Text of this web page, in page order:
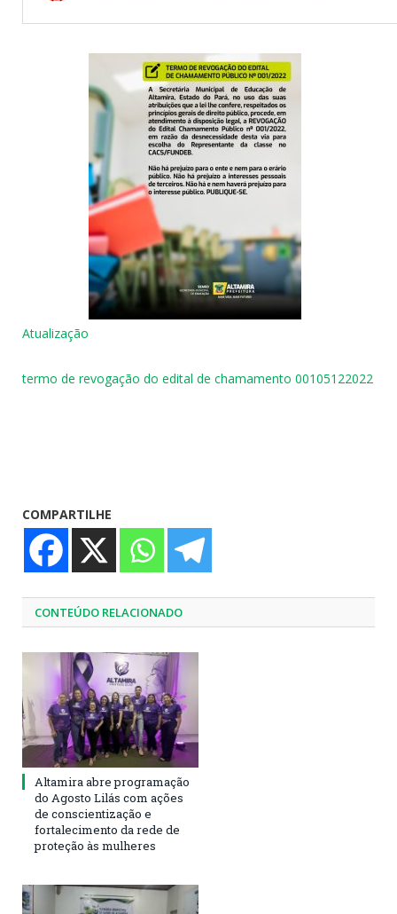
Atualização
termo de revogação do edital de chamamento 00105122022
COMPARTILHE
CONTEÚDO RELACIONADO
Altamira abre programação
do Agosto Lilás com ações
de conscientização e
fortalecimento da rede de
proteção às mulheres